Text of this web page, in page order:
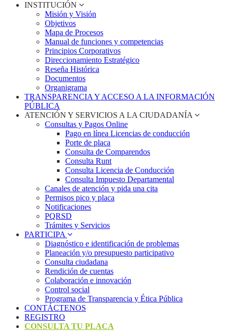
INSTITUCIÓN
Misión y Visión
Objetivos
Mapa de Procesos
Manual de funciones y competencias
Principios Corporativos
Direccionamiento Estratégico
Reseña Histórica
Documentos
Organigrama
TRANSPARENCIA Y ACCESO A LA INFORMACIÓN
PÚBLICA
ATENCIÓN Y SERVICIOS A LA CIUDADANÍA
Consultas y Pagos Online
Pago en línea Licencias de conducción
Porte de placa
Consulta de Comparendos
Consulta Runt
Consulta Licencia de Conducción
Consulta Impuesto Departamental
Canales de atención y pida una cita
Permisos pico y placa
Notificaciones
PQRSD
Trámites y Servicios
PARTICIPA
Diagnóstico e identificación de problemas
Planeación y/o presupuesto participativo​
Consulta ciudadana
Rendición de cuentas
Colaboración e innovación
Control social
Programa de Transparencia y Ética Pública
CONTÁCTENOS
REGISTRO
CONSULTA TU PLACA